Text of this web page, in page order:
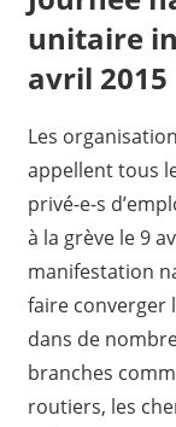
unitaire
avril 2015
Les
appellent tous
privé-e-s
à la grève le 9
manifestation
faire converger
dans de
branches
routiers, les